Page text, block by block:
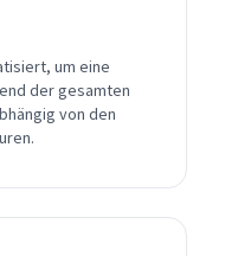
um eine
der gesamten
von den